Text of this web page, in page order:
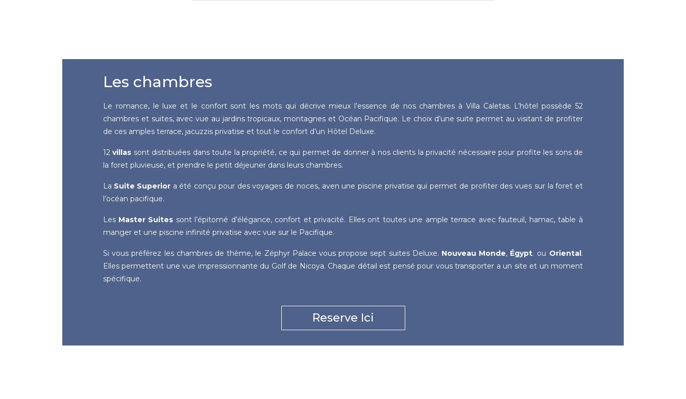
Les chambres
Le romance, le luxe et le confort sont les mots qui décrive mieux l’essence de nos chambres à Villa Caletas. L’hôtel possède 52
chambres et suites, avec vue au jardins tropicaux, montagnes et Océan Pacifique. Le choix d’une suite permet au visitant de profiter
de ces amples terrace, jacuzzis privatise et tout le confort d’un Hôtel Deluxe.
12 villas sont distribuées dans toute la propriété, ce qui permet de donner à nos clients la privacité nécessaire pour profite les sons de
la foret pluvieuse, et prendre le petit déjeuner dans leurs chambres.
La Suite Superior a été conçu pour des voyages de noces, aven une piscine privatise qui permet de profiter des vues sur la foret et
l’océan pacifique.
Les Master Suites sont l’épitomé d’élégance, confort et privacité. Elles ont toutes une ample terrace avec fauteuil, hamac, table à
manger et une piscine infinité privatise avec vue sur le Pacifique.
Si vous préférez les chambres de thème, le Zéphyr Palace vous propose sept suites Deluxe. Nouveau Monde, Égypt. ou Oriental.
Elles permettent une vue impressionnante du Golf de Nicoya. Chaque détail est pensé pour vous transporter a un site et un moment
spécifique.
Reserve Ici